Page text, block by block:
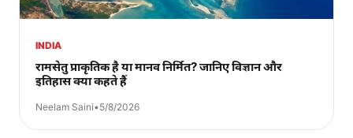
INDIA
रामसेतु प्राकृतिक है या मानव निर्मित? जानिए विज्ञान और
इतिहास क्या कहते हैं
Neelam Saini•5/8/2026